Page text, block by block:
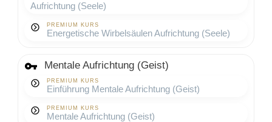
Aufrichtung (Seele)
PREMIUM KURS
Energetische Wirbelsäulen Aufrichtung (Seele)
Mentale Aufrichtung (Geist)
PREMIUM KURS
Einführung Mentale Aufrichtung (Geist)
PREMIUM KURS
Mentale Aufrichtung (Geist)